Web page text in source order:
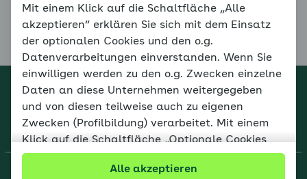
Online-Coach Diabetes
© AOK-Bundesverband
Mit einem Klick auf die Schaltfläche „Alle
akzeptieren“ erklären Sie sich mit dem Einsatz
der optionalen Cookies und den o.g.
Datenverarbeitungen einverstanden. Wenn Sie
einwilligen werden zu den o.g. Zwecken einzelne
Daten an diese Unternehmen weitergegeben
und von diesen teilweise auch zu eigenen
Zwecken (Profilbildung) verarbeitet. Mit einem
Klick auf die Schaltfläche „Optionale Cookies
ablehnen“ werden ausschließlich funktionale
Cookies eingesetzt. Mit einem Klick auf die
Alle akzeptieren